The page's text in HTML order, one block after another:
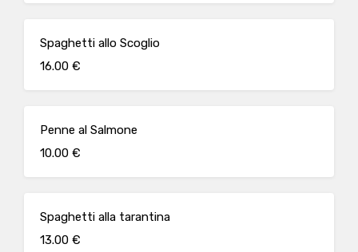
Spaghetti allo Scoglio
16.00 €
Penne al Salmone
10.00 €
Spaghetti alla tarantina
13.00 €